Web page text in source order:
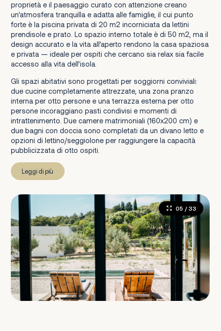
proprietà e il paesaggio curato con attenzione creano
un’atmosfera tranquilla e adatta alle famiglie, il cui punto
forte è la piscina privata di 20 m2 incorniciata da lettini
prendisole e prato. Lo spazio interno totale è di 50 m2, ma il
design accurato e la vita all’aperto rendono la casa spaziosa
e privata — ideale per ospiti che cercano sia relax sia facile
accesso alla vita dell’isola.
Gli spazi abitativi sono progettati per soggiorni conviviali:
due cucine completamente attrezzate, una zona pranzo
interna per otto persone e una terrazza esterna per otto
persone incoraggiano pasti condivisi e momenti di
intrattenimento. Due camere matrimoniali (160x200 cm) e
due bagni con doccia sono completati da un divano letto e
opzioni di lettino/seggiolone per raggiungere la capacità
pubblicizzata di otto ospiti.
Leggi di più
05 / 33